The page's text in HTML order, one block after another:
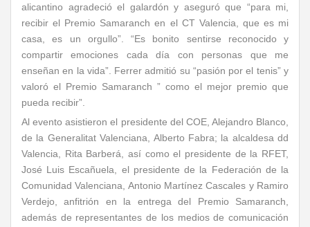
alicantino agradeció el galardón y aseguró que “para mi,
recibir el Premio Samaranch en el CT Valencia, que es mi
casa, es un orgullo”. “Es bonito sentirse reconocido y
compartir emociones cada día con personas que me
enseñan en la vida”. Ferrer admitió su “pasión por el tenis” y
valoró el Premio Samaranch ” como el mejor premio que
pueda recibir”.
Al evento asistieron el presidente del COE, Alejandro Blanco,
de la Generalitat Valenciana, Alberto Fabra; la alcaldesa dd
Valencia, Rita Barberá, así como el presidente de la RFET,
José Luis Escañuela, el presidente de la Federación de la
Comunidad Valenciana, Antonio Martínez Cascales y Ramiro
Verdejo, anfitrión en la entrega del Premio Samaranch,
además de representantes de los medios de comunicación